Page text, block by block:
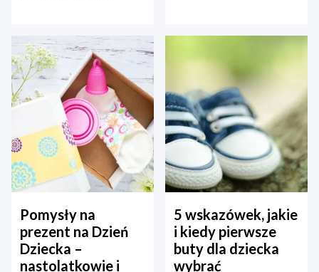
Pomysły na
prezent na Dzień
Dziecka –
nastolatkowie i
5 wskazówek, jakie
i kiedy pierwsze
buty dla dziecka
wybrać